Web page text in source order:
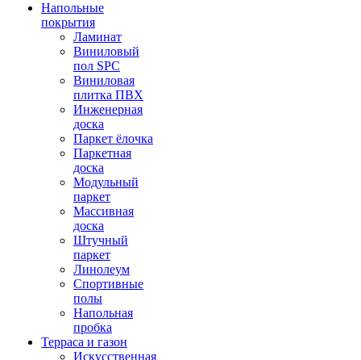
Напольные
покрытия
Ламинат
Виниловый
пол SPC
Виниловая
плитка ПВХ
Инженерная
доска
Паркет ёлочка
Паркетная
доска
Модульный
паркет
Массивная
доска
Штучный
паркет
Линолеум
Спортивные
полы
Напольная
пробка
Терраса и газон
Искусственная